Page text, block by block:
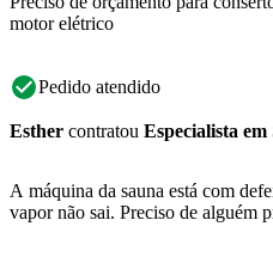
motor elétrico
Pedido atendido
Esther contratou Especialista em
A máquina da sauna está com
vapor não sai. Preciso de alguém